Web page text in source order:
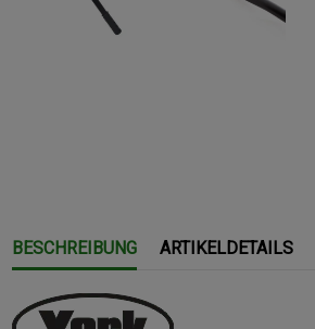
BESCHREIBUNG ARTIKELDETAILS